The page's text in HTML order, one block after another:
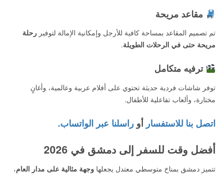
مقاعد مريحة
تم تصميم المقاعد بمساحة كافية للأرجل وإمكانية الإمالة لتوفير رحلة
مريحة حتى في الرحلات الطويلة.
ترفيه متكامل
توفر شاشات فردية حديثة تحتوي على أفلام عربية وعالمية، وأغانٍ
مختارة، وألعاب تفاعلية للأطفال.
اتصل بنا للاستفسار أو راسلنا عبر الواتساب.
أفضل وقت للسفر إلى دمشق في 2026
تتميز دمشق بمناخ متوسطي معتدل يجعلها وجهة مثالية على مدار العام،